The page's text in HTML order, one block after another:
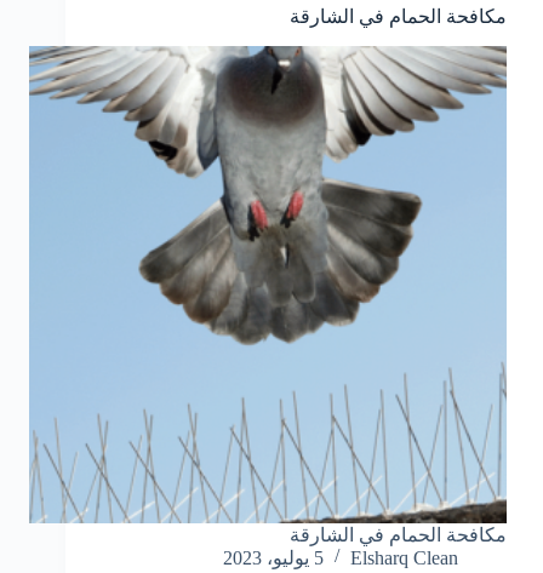
مكافحة الحمام في الشارقة
مكافحة الحمام في الشارقة
Elsharq Clean
5 يوليو، 2023